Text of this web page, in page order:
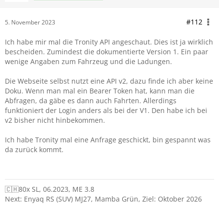
5. November 2023 #112
Ich habe mir mal die Tronity API angeschaut. Dies ist ja wirklich
bescheiden. Zumindest die dokumentierte Version 1. Ein paar
wenige Angaben zum Fahrzeug und die Ladungen.
Die Webseite selbst nutzt eine API v2, dazu finde ich aber keine
Doku. Wenn man mal ein Bearer Token hat, kann man die
Abfragen, da gäbe es dann auch Fahrten. Allerdings
funktioniert der Login anders als bei der V1. Den habe ich bei
v2 bisher nicht hinbekommen.
Ich habe Tronity mal eine Anfrage geschickt, bin gespannt was
da zurück kommt.
🇨🇭80x SL, 06.2023, ME 3.8
Next: Enyaq RS (SUV) MJ27, Mamba Grün, Ziel: Oktober 2026